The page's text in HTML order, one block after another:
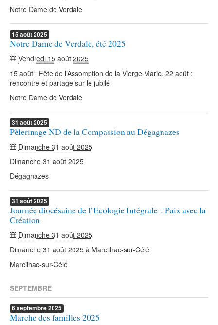
Notre Dame de Verdale
15 août2025
Notre Dame de Verdale, été 2025
Vendredi 15 août 2025
15 août : Fête de l’Assomption de la Vierge Marie. 22 août :
rencontre et partage sur le jubilé
Notre Dame de Verdale
31 août2025
Pèlerinage ND de la Compassion au Dégagnazes
Dimanche 31 août 2025
Dimanche 31 août 2025
Dégagnazes
31 août2025
Journée diocésaine de l’Ecologie Intégrale : Paix avec la
Création
Dimanche 31 août 2025
Dimanche 31 août 2025 à Marcilhac-sur-Célé
Marcilhac-sur-Célé
SEPTEMBRE
6 septembre2025
Marche des familles 2025